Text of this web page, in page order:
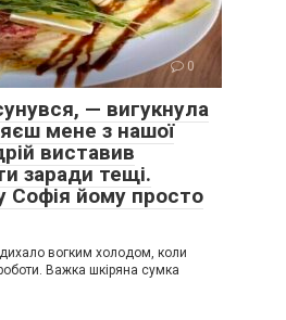
0
— вигукнула
мене з нашої
виставив
заради тещі.
Софія йому просто
вогким холодом, коли
Важка шкіряна сумка